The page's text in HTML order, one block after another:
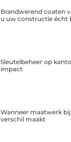
Brandwerend coaten
u uw constructie écht
Sleutelbeheer op
impact
Wanneer maatwerk
verschil maakt